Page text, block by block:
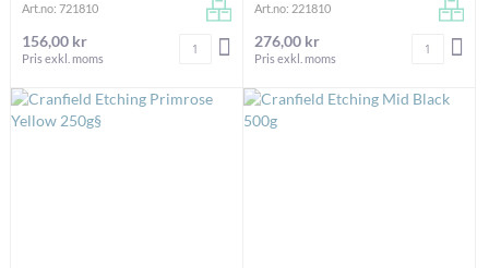
Art.no: 721810
156,00 kr
Pris exkl. moms
Antal LÄGG I VARUKORGEN
Art.no: 221810
276,00 kr
Pris exkl. moms
Antal